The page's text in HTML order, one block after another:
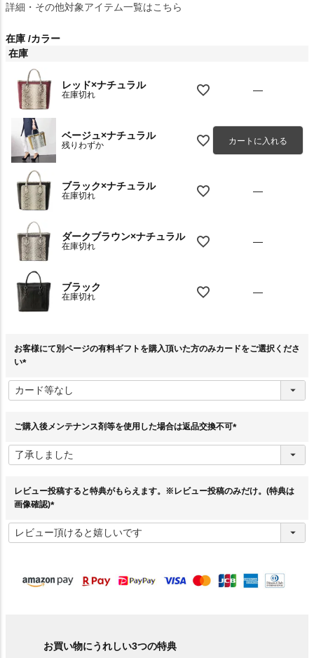
詳細・その他対象アイテム一覧はこちら
在庫 カラー
在庫
レッド×ナチュラル
在庫切れ —
ベージュ×ナチュラル
残りわずか カートに入れる
ブラック×ナチュラル
在庫切れ —
ダークブラウン×ナチュラル
在庫切れ —
ブラック
在庫切れ —
お客様にて別ページの有料ギフトを購入頂いた方のみカードをご選択くださ
い
必
須
ご購入後メンテナンス剤等を使用した場合は返品交換不可
須
レビュー投稿すると特典がもらえます。※レビュー投稿のみだけ。(特典は
画像確認)
必
須
お買い物にうれしい3つの特典